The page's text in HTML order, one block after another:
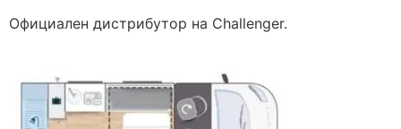
Официален дистрибутор на Challenger.